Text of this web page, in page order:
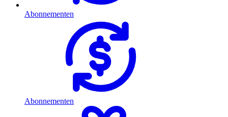
Abonnementen
Abonnementen